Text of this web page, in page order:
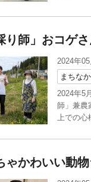
り師」おコゲさ
2024年
まちな
2024年5
師」兼農
上での
ゃかわいい動物